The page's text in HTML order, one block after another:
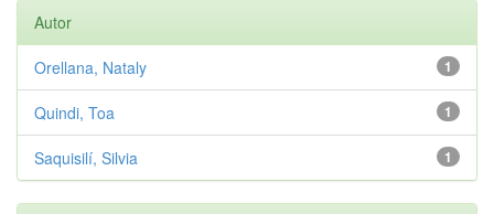
Autor
1
Orellana, Nataly
1
Quindi, Toa
1
Saquisilí, Silvia